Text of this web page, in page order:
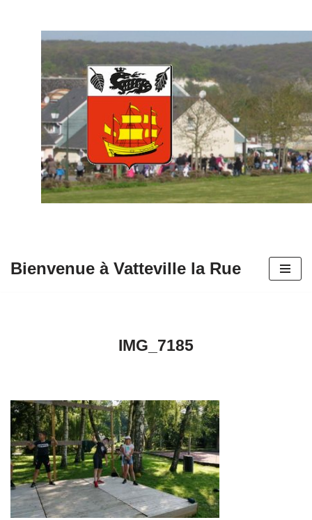
contenu
Bienvenue à Vatteville la Rue
IMG_7185